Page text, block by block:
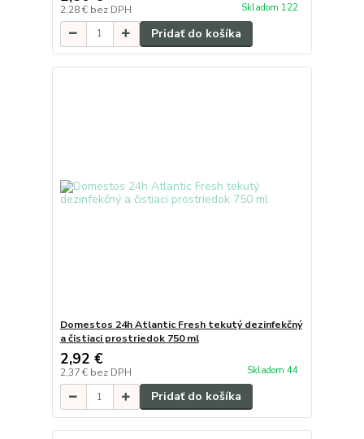
2,28 € bez DPH Skladom 122
Pridať do košíka
Domestos 24h Atlantic Fresh tekutý dezinfekčný
a čistiaci prostriedok 750 ml
2,92 €
2,37 € bez DPH Skladom 44
Pridať do košíka